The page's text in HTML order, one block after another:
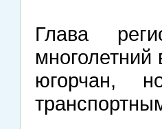
Глава
многолетний
югорчан,